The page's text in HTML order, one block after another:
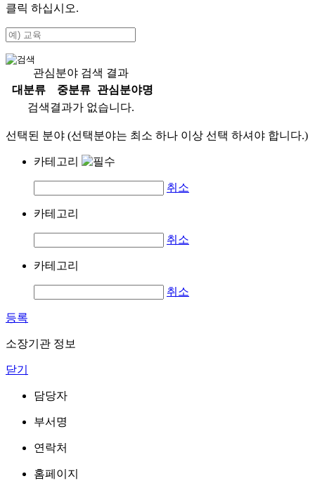
클릭 하십시오.
관심분야 검색 결과
대분류
중분류
관심분야명
검색결과가 없습니다.
선택된 분야 (선택분야는 최소 하나 이상 선택 하셔야 합니다.)
카테고리
취소
카테고리
취소
카테고리
취소
등록
소장기관 정보
닫기
담당자
부서명
연락처
홈페이지